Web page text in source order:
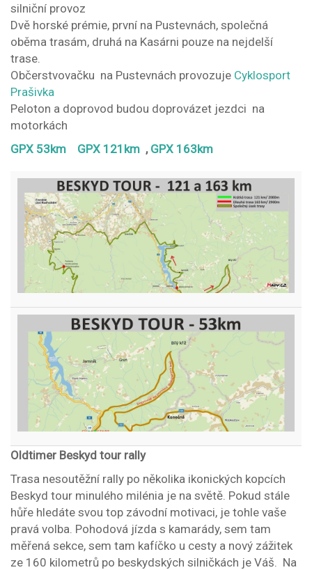
silniční provoz
Dvě horské prémie, první na Pustevnách, společná
oběma trasám, druhá na Kasárni pouze na nejdelší
trase.
Občerstvovačku na Pustevnách provozuje Cyklosport
Prašivka
Peloton a doprovod budou doprovázet jezdci na
motorkách
GPX 53km
GPX 121km , GPX 163km
Oldtimer Beskyd tour rally
Trasa nesoutěžní rally po několika ikonických kopcích
Beskyd tour minulého milénia je na světě. Pokud stále
hůře hledáte svou top závodní motivaci, je tohle vaše
pravá volba. Pohodová jízda s kamarády, sem tam
měřená sekce, sem tam kafíčko u cesty a nový zážitek
ze 160 kilometrů po beskydských silničkách je Váš. Na